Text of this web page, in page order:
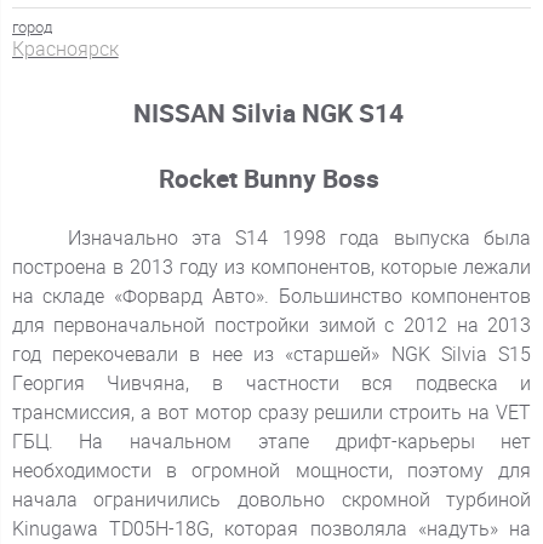
город
Красноярск
NISSAN Silvia NGK S14
Rocket Bunny Boss
Изначально эта S14 1998 года выпуска была
построена в 2013 году из компонентов, которые лежали
на складе «Форвард Авто». Большинство компонентов
для первоначальной постройки зимой с 2012 на 2013
год перекочевали в нее из «старшей» NGK Silvia S15
Георгия Чивчяна, в частности вся подвеска и
трансмиссия, а вот мотор сразу решили строить на VET
ГБЦ. На начальном этапе дрифт-карьеры нет
необходимости в огромной мощности, поэтому для
начала ограничились довольно скромной турбиной
Kinugawa TD05H-18G, которая позволяла «надуть» на